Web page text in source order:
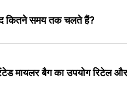
कितने समय तक चलते हैं?
मायलर बैग का उपयोग रिटेल